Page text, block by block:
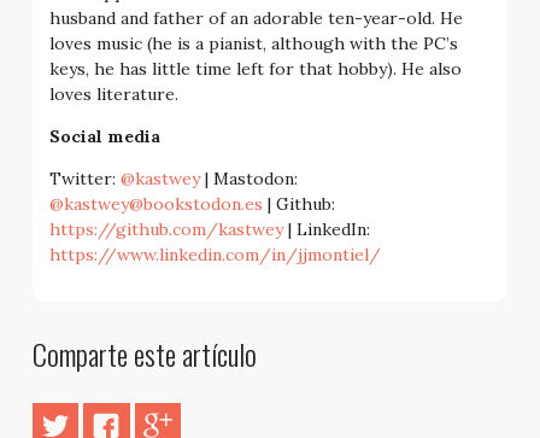
husband and father of an adorable ten-year-old. He
loves music (he is a pianist, although with the PC’s
keys, he has little time left for that hobby). He also
loves literature.
Social media
Twitter: @kastwey| Mastodon:
@kastwey@bookstodon.es | Github:
https://github.com/kastwey| LinkedIn:
https://www.linkedin.com/in/jjmontiel/
Comparte este artículo